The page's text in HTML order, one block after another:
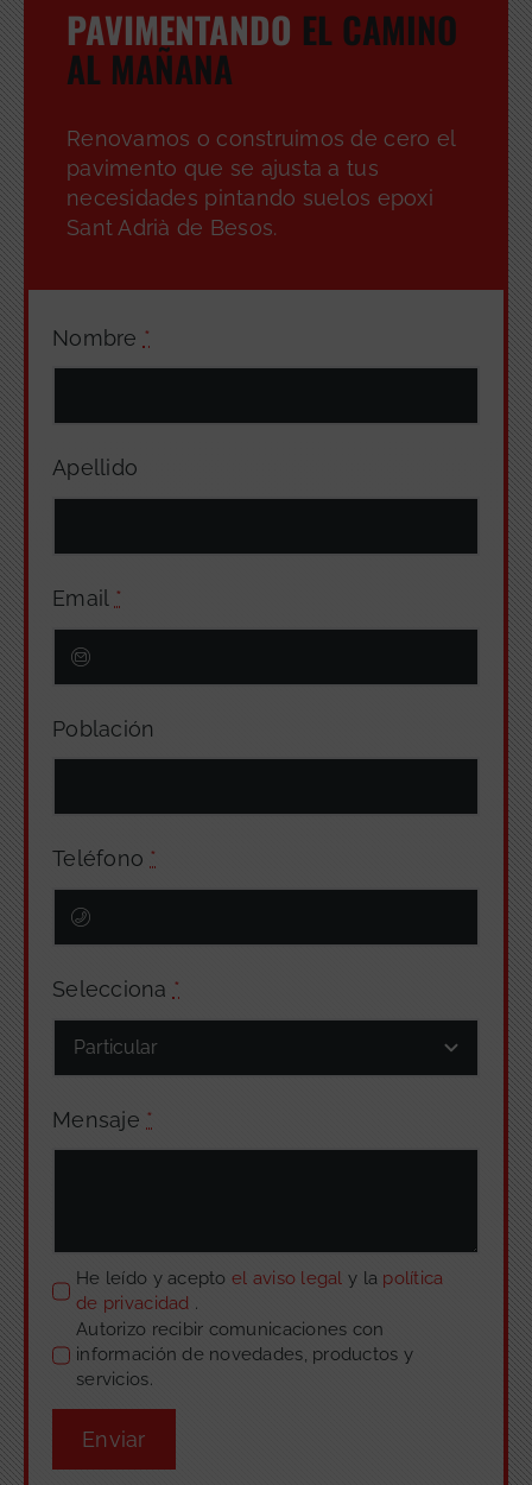
Nombre *
Apellido
Email *
Población
Teléfono *
Selecciona *
Mensaje *
He leído y acepto el aviso legaly la política
de privacidad .
Autorizo recibir comunicaciones con
información de novedades, productos y
servicios.
Enviar
PAVIMENTANDO EL CAMINO
AL MAÑANA
Renovamos o construimos de cero el
pavimento que se ajusta a tus
necesidades pintando suelos epoxi
Sant Adrià de Besos.